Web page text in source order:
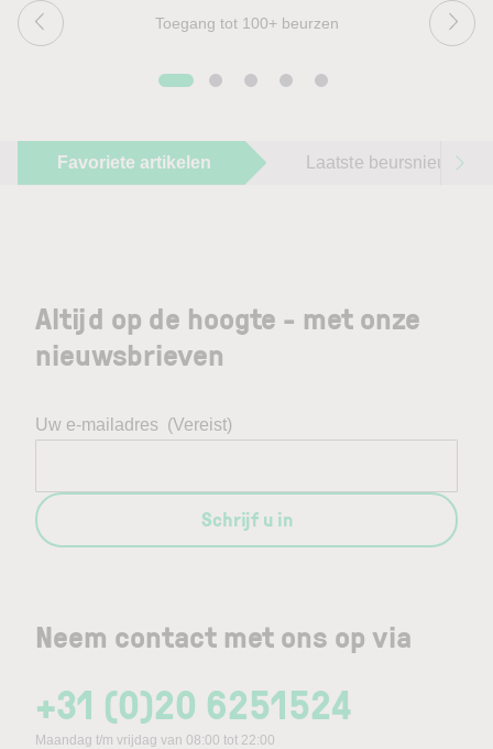
Toegang tot 100+ beurzen
Favoriete artikelen Laatste beursnieuws
Neem contact met ons op via
+31 (0)20 6251524
Maandag t/m vrijdag van 08:00 tot 22:00
Altijd op de hoogte - met onze
nieuwsbrieven
Uw e-mailadres (Vereist)
Schrijf u in